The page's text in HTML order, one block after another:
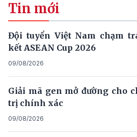
Tin mới
Đội tuyển Việt Nam chạm
kết ASEAN Cup 2026
09/08/2026
Giải mã gen mở đường cho
trị chính xác
09/08/2026